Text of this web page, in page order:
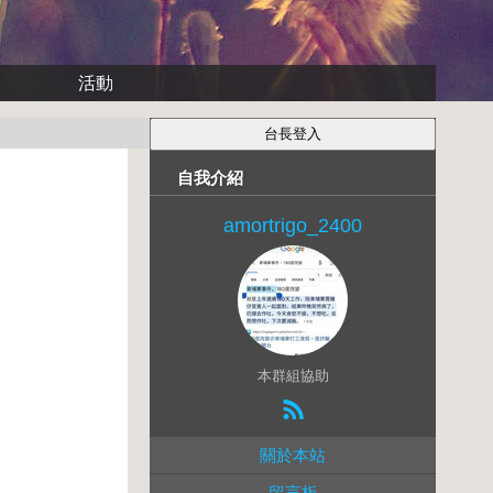
活動
自我介紹
amortrigo_2400
本群組協助
關於本站